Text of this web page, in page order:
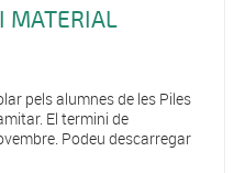
MATERIAL
pels alumnes de les Piles
El termini de
Podeu descarregar